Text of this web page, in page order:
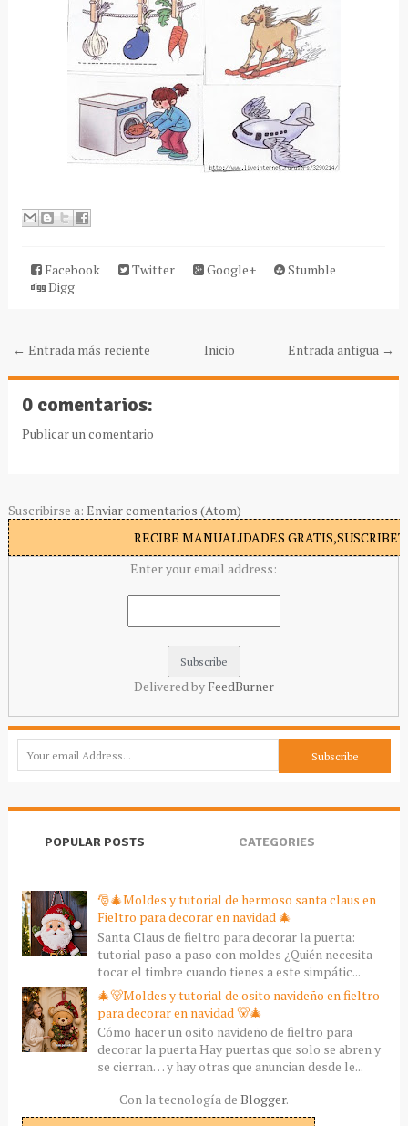
Facebook Twitter Google+
Stumble
Digg
← Entrada más reciente Entrada antigua →
Inicio
0 comentarios:
Publicar un comentario
Suscribirse a: Enviar comentarios (Atom)
RECIBE MANUALIDADES
Enter your email address:
Delivered by FeedBurner
POPULAR POSTS CATEGORIES
🎅🎄Moldes y tutorial de hermoso santa claus en
Fieltro para decorar en navidad 🎄
Santa Claus de fieltro para decorar la puerta:
tutorial paso a paso con moldes ¿Quién necesita
tocar el timbre cuando tienes a este simpátic...
🎄🐻Moldes y tutorial de osito navideño en fieltro
para decorar en navidad 🐻🎄
Cómo hacer un osito navideño de fieltro para
decorar la puerta Hay puertas que solo se abren y
se cierran… y hay otras que anuncian desde le...
Con la tecnología de Blogger.